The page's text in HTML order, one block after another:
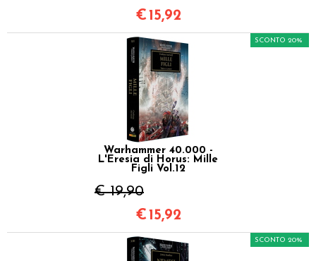
€ 15,92
Warhammer 40.000 -
L'Eresia di Horus: Mille
Figli Vol.12
€ 19,90
SCONTO 20%
€ 15,92
SCONTO 20%